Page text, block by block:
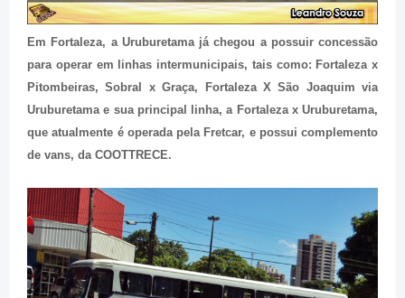
Em Fortaleza, a Uruburetama já chegou a possuir concessão
para operar em linhas intermunicipais, tais como: Fortaleza x
Pitombeiras, Sobral x Graça, Fortaleza X São Joaquim via
Uruburetama e sua principal linha, a Fortaleza x Uruburetama,
que atualmente é operada pela Fretcar, e possui complemento
de vans, da COOTTRECE.